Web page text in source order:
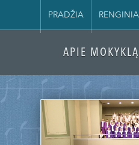
PRADŽIA RENGINIAI
APIE MOKYKLĄ